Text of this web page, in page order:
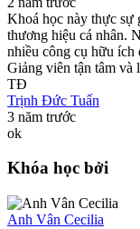
Khoá học này thực sự
thương hiệu cá nhân.
nhiều công cụ hữu ích
Giảng viên tận tâm và
TĐ
Trịnh Đức Tuấn
3 năm trước
ok
Khóa học bởi
Anh Vân Cecilia